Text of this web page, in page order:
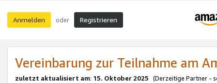
Anmelden oder Registrieren
Vereinbarung zur Teilnahme am
zuletzt aktualisiert am: 15. Oktober 2025 (Derzeitige Partner -